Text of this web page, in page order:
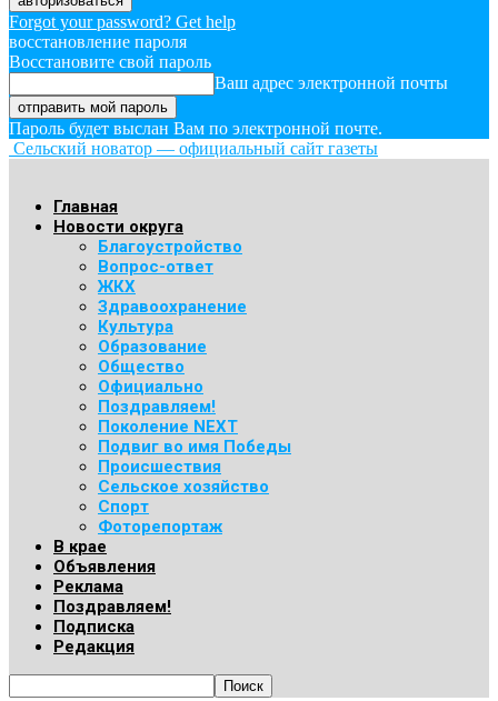
Forgot your password? Get help
восстановление пароля
Восстановите свой пароль
Ваш адрес электронной почты
Пароль будет выслан Вам по электронной почте.
Сельский новатор — официальный сайт газеты
Главная
Новости округа
Благоустройство
Вопрос-ответ
ЖКХ
Здравоохранение
Культура
Образование
Общество
Официально
Поздравляем!
Поколение NEXT
Подвиг во имя Победы
Происшествия
Сельское хозяйство
Спорт
Фоторепортаж
В крае
Объявления
Реклама
Поздравляем!
Подписка
Редакция